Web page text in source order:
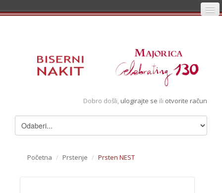
Registracija
Pregledani artikli
Dobro došli, ulogirajte se ili otvorite račun
Početna / Prstenje / Prsten NEST